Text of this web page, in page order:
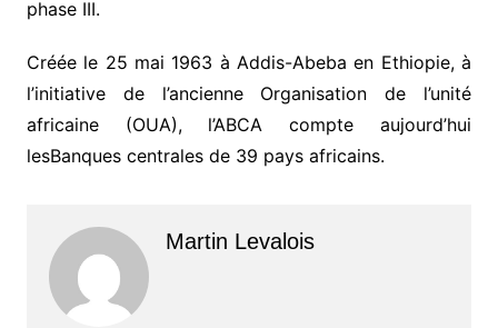
phase III.
Créée le 25 mai 1963 à Addis-Abeba en Ethiopie, à
l’initiative de l’ancienne Organisation de l’unité
africaine (OUA), l’ABCA compte aujourd’hui
lesBanques centrales de 39 pays africains.
Martin Levalois